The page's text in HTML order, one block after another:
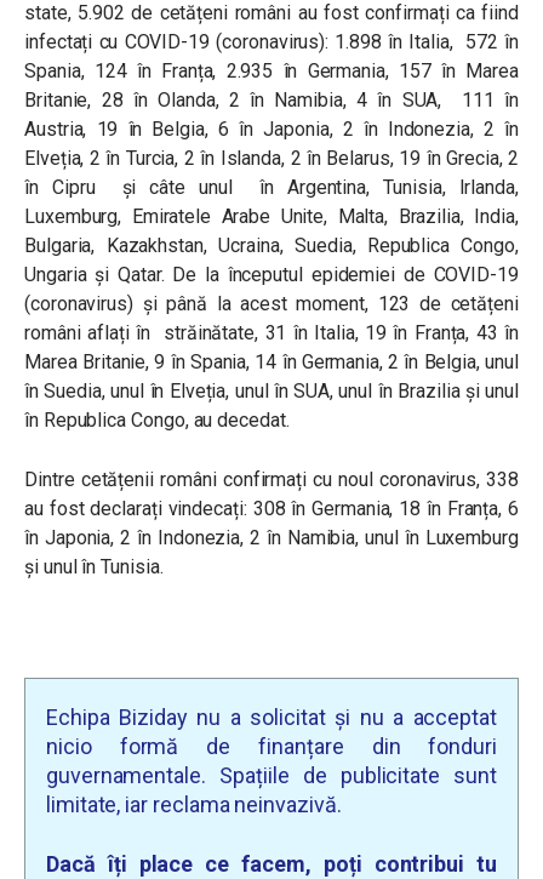
state, 5.902 de cetățeni români au fost confirmați ca fiind
infectați cu COVID-19 (coronavirus): 1.898 în Italia, 572 în
Spania, 124 în Franța, 2.935 în Germania, 157 în Marea
Britanie, 28 în Olanda, 2 în Namibia, 4 în SUA, 111 în
Austria, 19 în Belgia, 6 în Japonia, 2 în Indonezia, 2 în
Elveția, 2 în Turcia, 2 în Islanda, 2 în Belarus, 19 în Grecia, 2
în Cipru și câte unul în Argentina, Tunisia, Irlanda,
Luxemburg, Emiratele Arabe Unite, Malta, Brazilia, India,
Bulgaria, Kazakhstan, Ucraina, Suedia, Republica Congo,
Ungaria și Qatar. De la începutul epidemiei de COVID-19
(coronavirus) și până la acest moment, 123 de cetățeni
români aflați în străinătate, 31 în Italia, 19 în Franța, 43 în
Marea Britanie, 9 în Spania, 14 în Germania, 2 în Belgia, unul
în Suedia, unul în Elveția, unul în SUA, unul în Brazilia și unul
în Republica Congo, au decedat.
Dintre cetățenii români confirmați cu noul coronavirus, 338
au fost declarați vindecați: 308 în Germania, 18 în Franța, 6
în Japonia, 2 în Indonezia, 2 în Namibia, unul în Luxemburg
și unul în Tunisia.
Echipa Biziday nu a solicitat și nu a acceptat
nicio formă de finanțare din fonduri
guvernamentale. Spațiile de publicitate sunt
limitate, iar reclama neinvazivă.
Dacă îți place ce facem, poți contribui tu